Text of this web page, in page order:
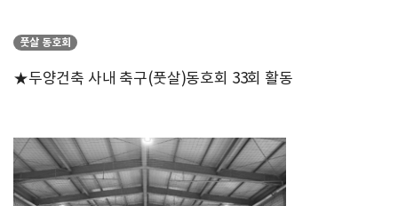
풋살 동호회
★두양건축 사내 축구(풋살)동호회 33회 활동